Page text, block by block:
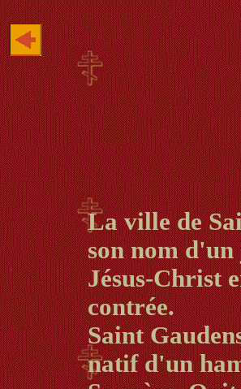
La ville de
son nom
Jésus-Christ
contrée.
Saint
natif d'un